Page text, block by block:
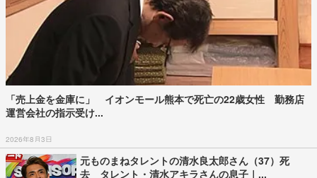
「売上金を金庫に」 イオンモール熊本で死亡の22歳女性 勤務店
運営会社の指示受け...
2026年8月3日
元ものまねタレントの清水良太郎さん（37）死
去 タレント・清水アキラさんの息子｜...